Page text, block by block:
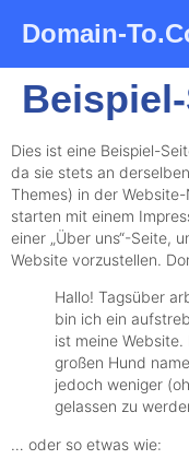
Domain-
Dies ist eine Beispiel-
da sie stets an
Themes) in der
starten mit einem
einer „Über uns“-Seite,
Website vorzustellen.
Hallo! Tagsüber
bin ich ein
ist meine
großen Hund
jedoch weniger
gelassen zu
… oder so etwas wie: